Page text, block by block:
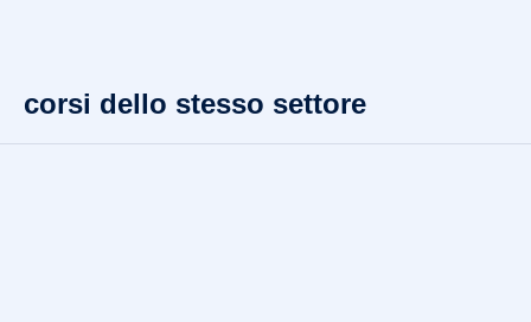
corsi dello stesso settore